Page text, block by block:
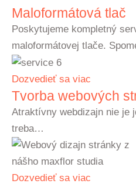
Maloformátová tlač
Poskytujeme kompletný
maloformátovej tlače.
Dozvedieť sa viac
Tvorba webových
Atraktívny webdizajn nie je
treba…
Dozvedieť sa viac